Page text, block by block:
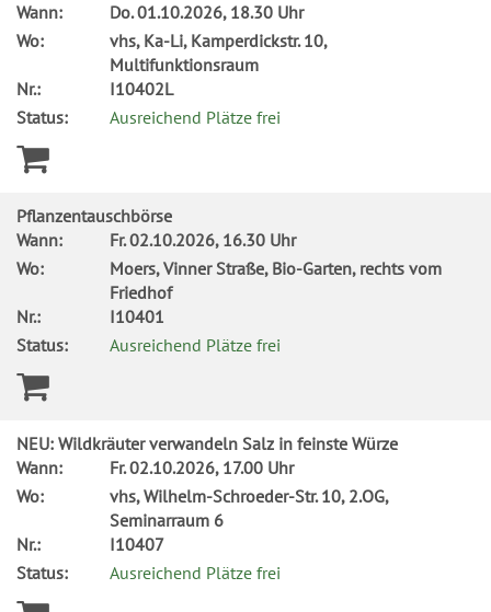
Wann:
Do.01.10.2026, 18.30 Uhr
Wo:
vhs, Ka-Li, Kamperdickstr. 10,
Multifunktionsraum
Nr.:
I10402L
Status:
Ausreichend Plätze frei
Pflanzentauschbörse
Wann:
Fr.02.10.2026, 16.30 Uhr
Wo:
Moers, Vinner Straße, Bio-Garten, rechts vom
Friedhof
Nr.:
I10401
Status:
Ausreichend Plätze frei
NEU: Wildkräuter verwandeln Salz in feinste Würze
Wann:
Fr.02.10.2026, 17.00 Uhr
Wo:
vhs, Wilhelm-Schroeder-Str. 10, 2.OG,
Seminarraum 6
Nr.:
I10407
Status:
Ausreichend Plätze frei